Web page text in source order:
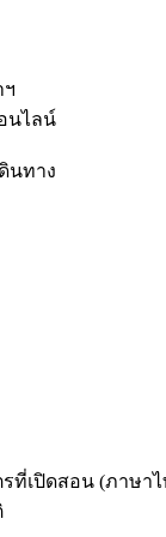
นไลน์
นทาง
ที่เปิดสอน (ภาษาไ